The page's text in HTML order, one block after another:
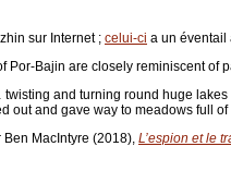
sur Internet ; celui-ci a un éventail
Bajin are closely reminiscent of
and turning round huge
out and gave way to meadows full
Ben MacIntyre (2018), L’espion et le